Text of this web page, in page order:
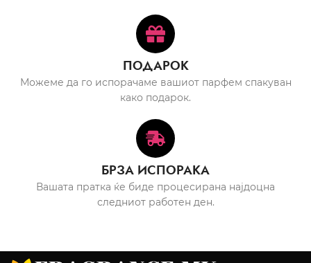
ПОДАРОК
Можеме да го испорачаме вашиот парфем спакуван
како подарок.
БРЗА ИСПОРАКА
Вашата пратка ќе биде процесирана најдоцна
следниот работен ден.